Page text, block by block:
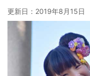
更新日： 2019年8月15日